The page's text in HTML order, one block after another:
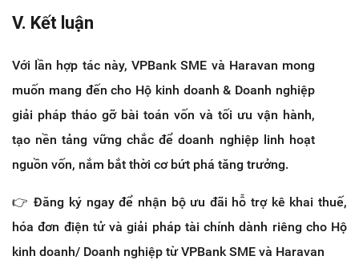
V. Kết luận
Với lần hợp tác này, VPBank SME và Haravan mong
muốn mang đến cho Hộ kinh doanh & Doanh nghiệp
giải pháp tháo gỡ bài toán vốn và tối ưu vận hành,
tạo nền tảng vững chắc để doanh nghiệp linh hoạt
nguồn vốn, nắm bắt thời cơ bứt phá tăng trưởng.
👉 Đăng ký ngay để nhận bộ ưu đãi hỗ trợ kê khai thuế,
hóa đơn điện tử và giải pháp tài chính dành riêng cho Hộ
kinh doanh/ Doanh nghiệp từ VPBank SME và Haravan